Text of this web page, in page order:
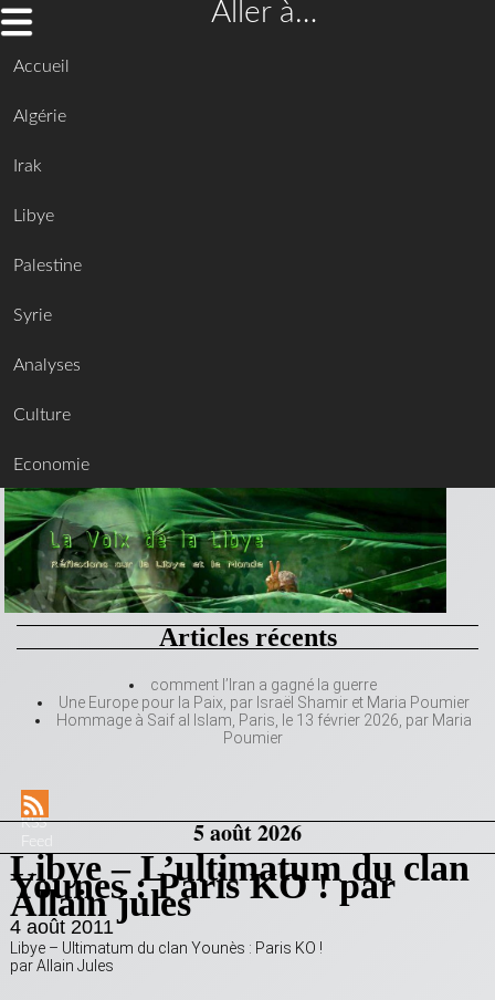
Aller à…
Accueil
Algérie
Irak
Libye
Palestine
Syrie
Analyses
Culture
Economie
Articles récents
comment l’Iran a gagné la guerre
Une Europe pour la Paix, par Israël Shamir et Maria Poumier
Hommage à Saif al Islam, Paris, le 13 février 2026, par Maria
Poumier
RSS
Feed
5 août 2026
Libye – L’ultimatum du clan
Younes : Paris KO ! par
Allain jules
4 août 2011
Libye – Ultimatum du clan Younès : Paris KO !
par Allain Jules